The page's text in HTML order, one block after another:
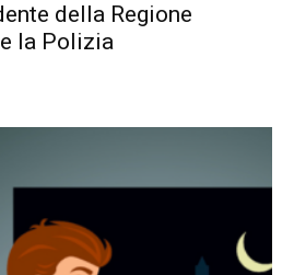
della Regione
la Polizia